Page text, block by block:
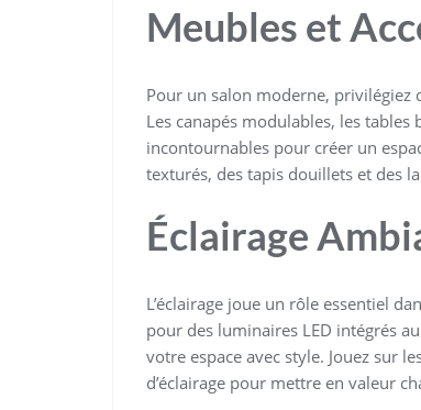
Meubles et
Pour un salon moderne, privilégiez
Les canapés modulables, les
incontournables pour créer un
texturés, des tapis douillets et des
Éclairage
L’éclairage joue un rôle essentiel
pour des luminaires LED intégrés
votre espace avec style. Jouez sur
d’éclairage pour mettre en valeur